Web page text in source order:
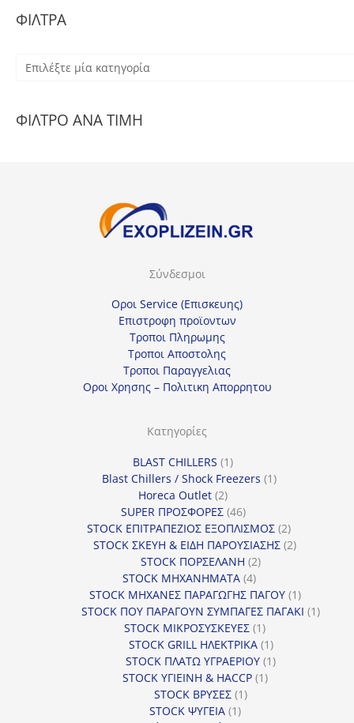
ΦΙΛΤΡΑ
λ
ΦΙΛΤΡΟ ΑΝΑ ΤΙΜΗ
Σύνδεσμοι
Οροι Service (Επισκευης)
Επιστροφη προϊοντων
Τροποι Πληρωμης
Τροποι Αποστολης
Τροποι Παραγγελιας
Οροι Χρησης – Πολιτικη Απορρητου
Κατηγορίες
BLAST CHILLERS 11
προϊόν
Blast Chillers / Shock Freezers 11
Horeca Outlet 22
προϊόντα
SUPER ΠΡΟΣΦΟΡΕΣ 4646
προϊόντα
STOCK ΕΠΙΤΡΑΠΕΖΙΟΣ ΕΞΟΠΛΙΣΜΟΣ 22
προϊόντα
STOCK ΣΚΕΥΗ & ΕΙΔΗ ΠΑΡΟΥΣΙΑΣΗΣ 22
STOCK ΠΟΡΣΕΛΑΝΗ 22
STOCK ΜΗΧΑΝΗΜΑΤΑ 44
προϊόντα
STOCK ΜΗΧΑΝΕΣ ΠΑΡΑΓΩΓΗΣ ΠΑΓΟΥ 11
προϊόν
STOCK ΠΟΥ ΠΑΡΑΓΟΥΝ ΣΥΜΠΑΓΕΣ ΠΑΓΑΚΙ 11
STOCK ΜΙΚΡΟΣΥΣΚΕΥΕΣ 11
προϊόν
STOCK GRILL ΗΛΕΚΤΡΙΚΑ 11
προϊόν
STOCK ΠΛΑΤΩ ΥΓΡΑΕΡΙΟΥ 11
STOCK ΥΓΙΕΙΝΗ & HACCP 11
STOCK ΒΡΥΣΕΣ 11
STOCK ΨΥΓΕΙΑ 11